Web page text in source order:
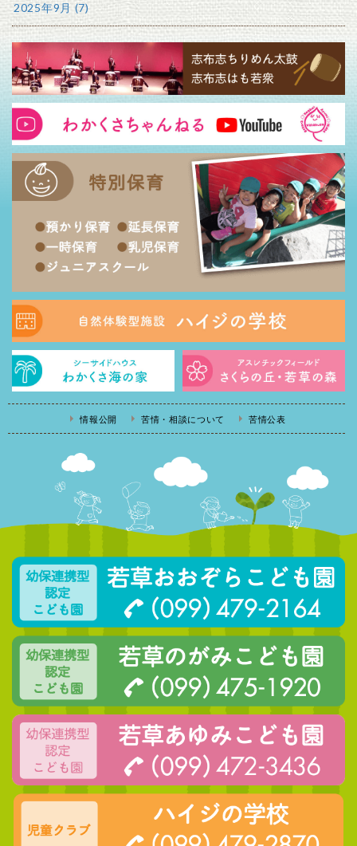
2025年9月 (7)
情報公開 苦情・相談について 苦情公表